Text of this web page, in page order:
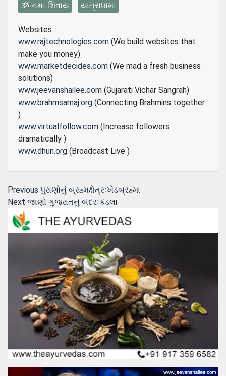
ૐ નમઃ શિવાય યાત્રાધામઃ
Websites :
www.rajtechnologies.com (We build websites that
make you money)
www.marketdecides.com (We mad a fresh business
solutions)
www.jeevanshailee.com (Gujarati Vichar Sangrah)
www.brahmsamaj.org (Connecting Brahmins together
)
www.virtualfollow.com (Increase followers
dramatically )
www.dhun.org (Broadcast Live )
Post
navigation
Previous Previous
post:
પુરાણોનું બ્રહ્મક્ષેત્રઃખેડબ્રહ્મા
Next Next
જાણો ગુજરાતનું બંદરઃકંડલા